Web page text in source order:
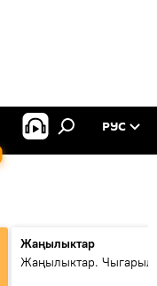
РУС
Жаңылыктар
Жаңылыктар.